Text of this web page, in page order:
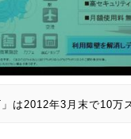
は2012年3月末で10万